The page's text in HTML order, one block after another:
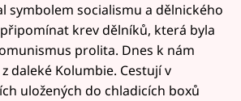
symbolem socialismu a dělnického
krev dělníků, která byla
prolita. Dnes k nám
daleké Kolumbie. Cestují v
uložených do chladicích boxů